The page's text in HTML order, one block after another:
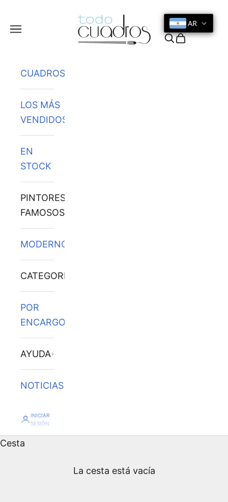
Menú
AR
Buscar
Cesta
CUADROS
LOS MÁS
VENDIDOS
EN
STOCK
PINTORES
FAMOSOS
MODERNOS
CATEGORÍAS
POR
ENCARGO
AYUDA
NOTICIAS
INICIAR
SESIÓN
Cesta
La cesta está vacía